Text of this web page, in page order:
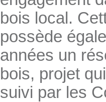
bois local.
possède
années un
bois, projet
suivi par les